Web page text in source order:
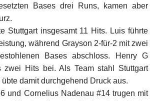
Bases drei Runs, kamen aber
Stuttgart insgesamt 11 Hits. Luis führte
während Grayson 2-für-2 mit zwei
Bases abschloss. Henry G
zwei Hits bei. Als Team stahl Stuttgart
damit durchgehend Druck aus.
und Cornelius Nadenau #14 trugen mit